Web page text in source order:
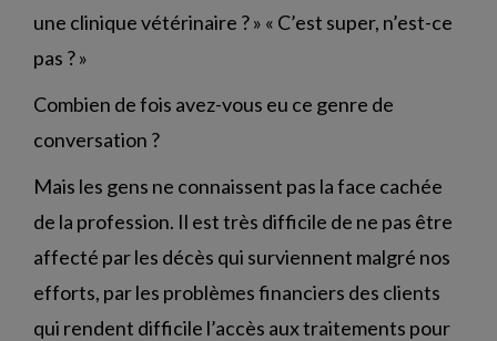
une clinique vétérinaire ? » « C’est super, n’est-ce
pas ? »
Combien de fois avez-vous eu ce genre de
conversation ?
Mais les gens ne connaissent pas la face cachée
de la profession. Il est très difficile de ne pas être
affecté par les décès qui surviennent malgré nos
efforts, par les problèmes financiers des clients
qui rendent difficile l’accès aux traitements pour